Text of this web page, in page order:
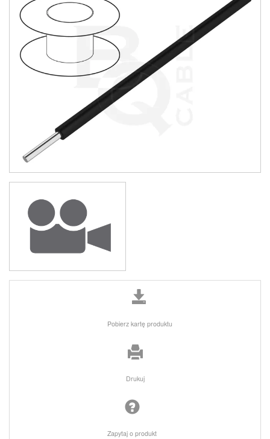
Pobierz kartę produktu
Drukuj
Zapytaj o produkt